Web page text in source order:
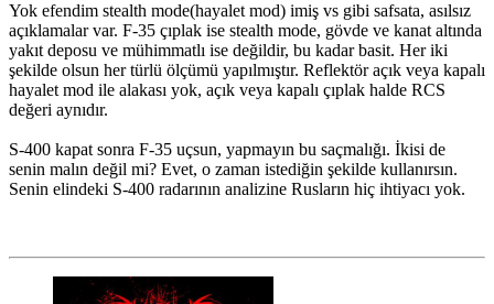
Yok efendim stealth mode(hayalet mod) imiş vs gibi safsata, asılsız
açıklamalar var. F-35 çıplak ise stealth mode, gövde ve kanat altında
yakıt deposu ve mühimmatlı ise değildir, bu kadar basit. Her iki
şekilde olsun her türlü ölçümü yapılmıştır. Reflektör açık veya kapalı
hayalet mod ile alakası yok, açık veya kapalı çıplak halde RCS
değeri aynıdır.
S-400 kapat sonra F-35 uçsun, yapmayın bu saçmalığı. İkisi de
senin malın değil mi? Evet, o zaman istediğin şekilde kullanırsın.
Senin elindeki S-400 radarının analizine Rusların hiç ihtiyacı yok.